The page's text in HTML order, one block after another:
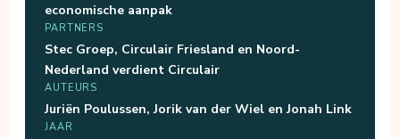
economische aanpak
PARTNERS
Stec Groep, Circulair Friesland en Noord-
Nederland verdient Circulair
AUTEURS
Juriën Poulussen, Jorik van der Wiel en Jonah Link
JAAR